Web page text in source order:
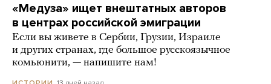
«Медуза» ищет внештатных авторов
в центрах российской эмиграции
Если вы живете в Сербии, Грузии, Израиле
и других странах, где большое русскоязычное
комьюнити, — напишите нам!